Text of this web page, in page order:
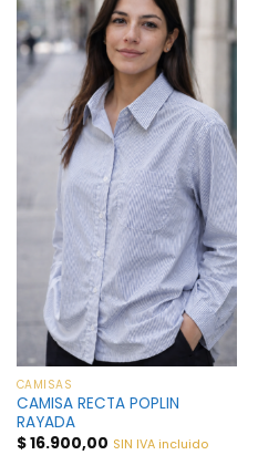
CAMISAS
CAMISA RECTA POPLIN
RAYADA
$16.900,00 SIN IVA incluido